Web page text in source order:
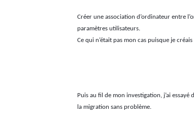
Créer une association d’ordinateur entre
paramètres utilisateurs.
Ce qui n’était pas mon cas puisque je
Puis au fil de mon investigation, j’ai
la migration sans problème.